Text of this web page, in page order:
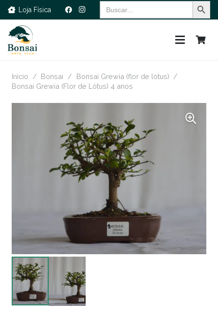
Loja Física
Search
for:
Início / Bonsai / Bonsai Grewia (flor de lotus) /
Bonsai Grewia (Flor de Lótus) 4 anos